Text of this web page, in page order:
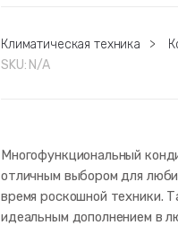
Климатическая техника >
SKU: N/A
Многофункциональный
отличным выбором для
время роскошной техники.
идеальным дополнением в